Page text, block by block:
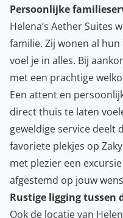
Persoonlijke
Helena’s Aether Suites
familie. Zij wonen al
voel je in alles. Bij
met een prachtige
Een attent en
direct thuis te laten
geweldige service deelt
favoriete plekjes op
met plezier een
afgestemd op jouw
Rustige ligging tussen
Ook de locatie van